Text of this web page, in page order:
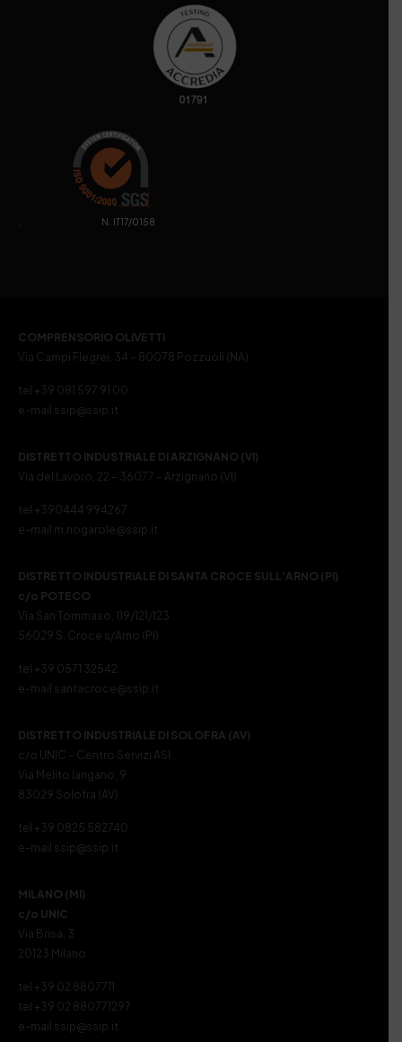
. N. IT17/0158
COMPRENSORIO OLIVETTI
Via Campi Flegrei, 34 – 80078 Pozzuoli (NA)
tel +39 081 597 91 00
e-mail ssip@ssip.it
DISTRETTO INDUSTRIALE DI ARZIGNANO (VI)
Via del Lavoro, 22 – 36077 – Arzignano (VI)
tel +390444 994267
e-mail m.nogarole@ssip.it
DISTRETTO INDUSTRIALE DI SANTA CROCE SULL’ARNO (PI)
c/o POTECO
Via San Tommaso, 119/121/123
56029 S. Croce s/Arno (PI)
tel +39 0571 32542
e-mail santacroce@ssip.it
DISTRETTO INDUSTRIALE DI SOLOFRA (AV)
c/o UNIC – Centro Servizi ASI
Via Melito Iangano, 9
83029 Solofra (AV)
tel +39 0825 582740
e-mail ssip@ssip.it
MILANO (MI)
c/o UNIC
Via Brisa, 3
20123 Milano
tel +39 02 8807711
tel +39 02 880771297
e-mail ssip@ssip.it